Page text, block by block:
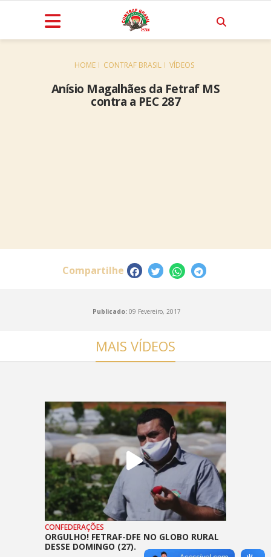
HOME CONTRAF BRASIL VÍDEOS
Anísio Magalhães da Fetraf MS
contra a PEC 287
Compartilhe
Publicado:09 Fevereiro, 2017
MAIS VÍDEOS
CONFEDERAÇÕES
ORGULHO! FETRAF-DFE NO GLOBO RURAL
DESSE DOMINGO (27).